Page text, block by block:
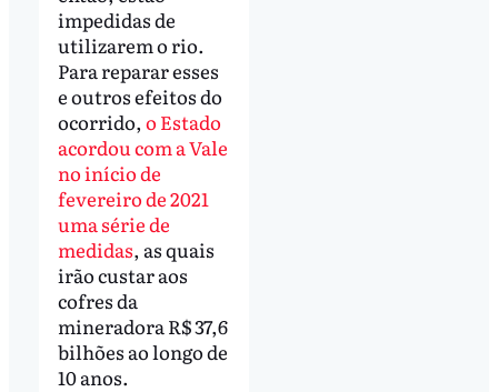
impedidas de
utilizarem o rio.
Para reparar esses
e outros efeitos do
ocorrido, o Estado
acordou com a Vale
no início de
fevereiro de 2021
uma série de
medidas, as quais
irão custar aos
cofres da
mineradora R$ 37,6
bilhões ao longo de
10 anos.